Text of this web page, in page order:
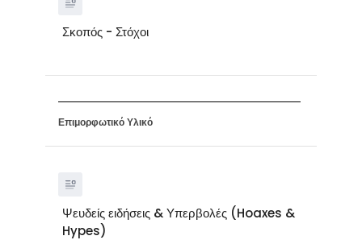
Σκοπός - Στόχοι
Επιμορφωτικό Υλικό
Ψευδείς ειδήσεις & Υπερβολές (Hoaxes &
Hypes)